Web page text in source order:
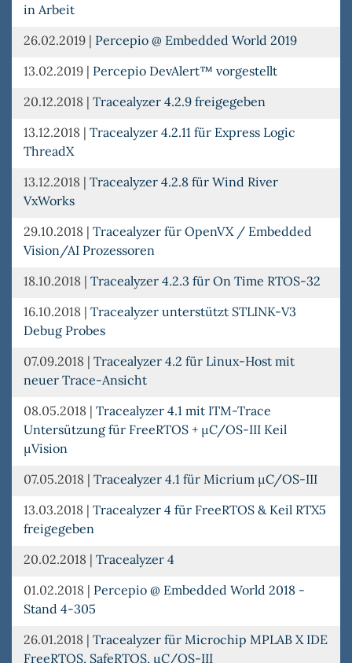
in Arbeit
26.02.2019 | Percepio @ Embedded World 2019
13.02.2019 | Percepio DevAlert™ vorgestellt
20.12.2018 | Tracealyzer 4.2.9 freigegeben
13.12.2018 | Tracealyzer 4.2.11 für Express Logic
ThreadX
13.12.2018 | Tracealyzer 4.2.8 für Wind River
VxWorks
29.10.2018 | Tracealyzer für OpenVX / Embedded
Vision/AI Prozessoren
18.10.2018 | Tracealyzer 4.2.3 für On Time RTOS-32
16.10.2018 | Tracealyzer unterstützt STLINK-V3
Debug Probes
07.09.2018 | Tracealyzer 4.2 für Linux-Host mit
neuer Trace-Ansicht
08.05.2018 | Tracealyzer 4.1 mit ITM-Trace
Untersützung für FreeRTOS + µC/OS-III Keil
µVision
07.05.2018 | Tracealyzer 4.1 für Micrium µC/OS-III
13.03.2018 | Tracealyzer 4 für FreeRTOS & Keil RTX5
freigegeben
20.02.2018 | Tracealyzer 4
01.02.2018 | Percepio @ Embedded World 2018 -
Stand 4-305
26.01.2018 | Tracealyzer für Microchip MPLAB X IDE
FreeRTOS, SafeRTOS, µC/OS-III